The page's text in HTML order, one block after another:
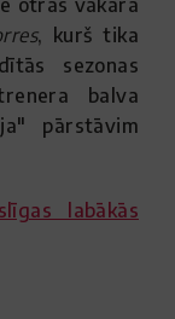
otrās vakara
, kurš tika
sezonas
balva
pārstāvim
labākās